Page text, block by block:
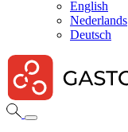
English
Nederlands
Deutsch